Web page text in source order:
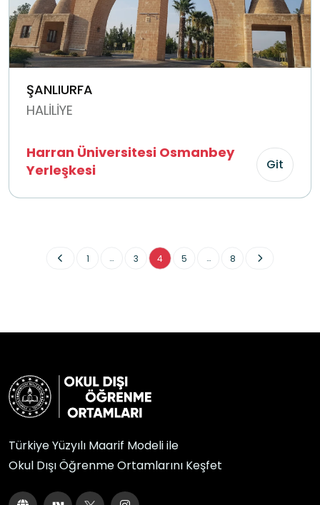
ŞANLIURFA
HALİLİYE
Harran Üniversitesi Osmanbey
Yerleşkesi
Git
1 ... 3 4 5 ... 8
Türkiye Yüzyılı Maarif Modeli ile
Okul Dışı Öğrenme Ortamlarını Keşfet